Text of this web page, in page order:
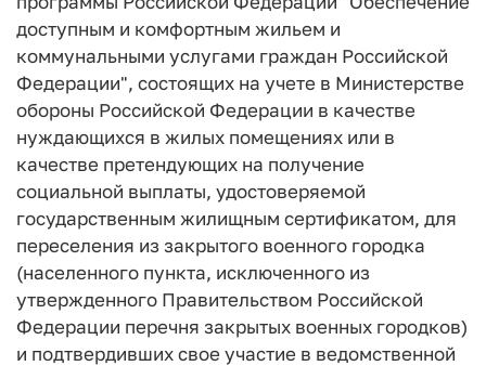
доступным и комфортным жильем и
коммунальными услугами граждан Российской
Федерации", состоящих на учете в Министерстве
обороны Российской Федерации в качестве
нуждающихся в жилых помещениях или в
качестве претендующих на получение
социальной выплаты, удостоверяемой
государственным жилищным сертификатом, для
переселения из закрытого военного городка
(населенного пункта, исключенного из
утвержденного Правительством Российской
Федерации перечня закрытых военных городков)
и подтвердивших свое участие в ведомственной